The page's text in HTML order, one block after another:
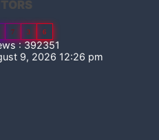
7 3 6
: 392351
9, 2026 12:26 pm